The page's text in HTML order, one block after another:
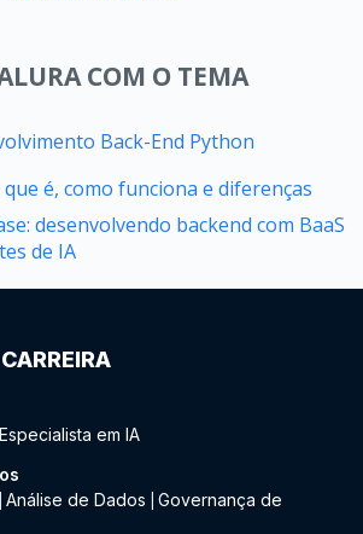
COM O TEMA
Back-End Python
que é, como funciona e diferenças
desenvolvendo backend com BaaS
de IA
Especialista em IA
Análise de Dados
Governança de